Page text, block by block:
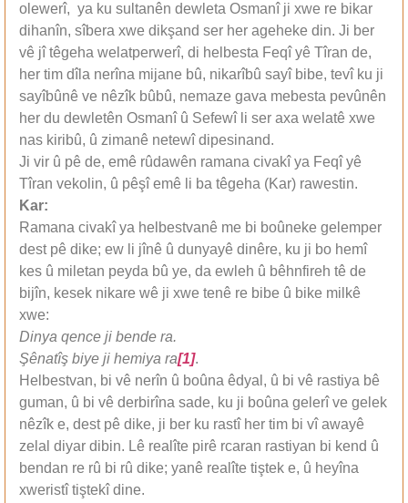
olewerî, ya ku sultanên dewleta Osmanî ji xwe re bikar
dihanîn, sîbera xwe dikşand ser her ageheke din. Ji ber
vê jî têgeha welatperwerî, di helbesta Feqî yê Tîran de,
her tim dîla nerîna mijane bû, nikarîbû sayî bibe, tevî ku ji
sayîbûnê ve nêzîk bûbû, nemaze gava mebesta pevûnên
her du dewletên Osmanî û Sefewî li ser axa welatê xwe
nas kiribû, û zimanê netewî dipesinand.
Ji vir û pê de, emê rûdawên ramana civakî ya Feqî yê
Tîran vekolin, û pêşî emê li ba têgeha (Kar) rawestin.
Kar:
Ramana civakî ya helbestvanê me bi boûneke gelemper
dest pê dike; ew li jînê û dunyayê dinêre, ku ji bo hemî
kes û miletan peyda bû ye, da ewleh û bêhnfireh tê de
bijîn, kesek nikare wê ji xwe tenê re bibe û bike milkê
xwe:
Dinya qence ji bende ra.
Şênatîş biye ji hemiya ra[1].
Helbestvan, bi vê nerîn û boûna êdyal, û bi vê rastiya bê
guman, û bi vê derbirîna sade, ku ji boûna gelerî ve gelek
nêzîk e, dest pê dike, ji ber ku rastî her tim bi vî awayê
zelal diyar dibin. Lê realîte pirê rcaran rastiyan bi kend û
bendan re rû bi rû dike; yanê realîte tiştek e, û heyîna
xweristî tiştekî dine.